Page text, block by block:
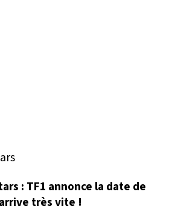
: TF1 annonce la date de
très vite !